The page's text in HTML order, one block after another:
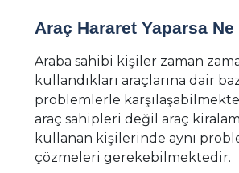
Araç Hararet Yaparsa Ne
Araba sahibi kişiler zaman
kullandıkları araçlarına dair
problemlerle
araç sahipleri değil araç
kullanan kişilerinde aynı
çözmeleri gerekebilmektedir.